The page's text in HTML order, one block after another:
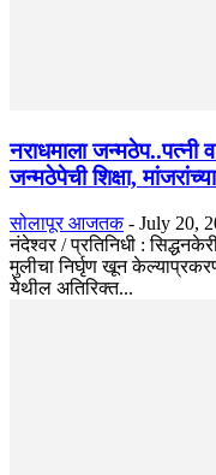
नराधमाला
जन्मठेपेची शिक्षा,
सोलापूर आजतक - July 20,
नंदेश्वर / प्रतिनिधी :
मुलीचा निर्घृण खून
येथील अतिरिक्त...